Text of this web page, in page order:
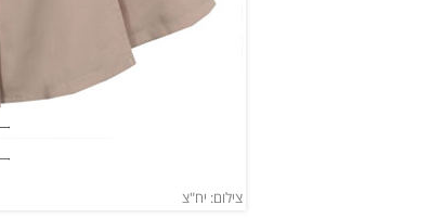
צילום: יח"צ